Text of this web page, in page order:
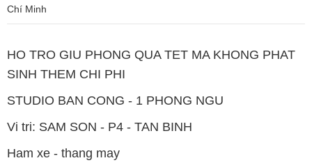
Chí Minh
HO TRO GIU PHONG QUA TET MA KHONG PHAT
SINH THEM CHI PHI
STUDIO BAN CONG - 1 PHONG NGU
Vi tri: SAM SON - P4 - TAN BINH
Ham xe - thang may